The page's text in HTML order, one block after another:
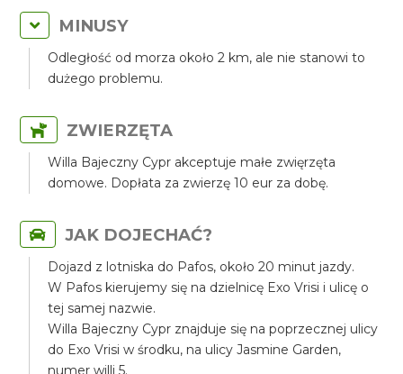
MINUSY
Odległość od morza około 2 km, ale nie stanowi to
dużego problemu.
ZWIERZĘTA
Willa Bajeczny Cypr akceptuje małe zwięrzęta
domowe. Dopłata za zwierzę 10 eur za dobę.
JAK DOJECHAĆ?
Dojazd z lotniska do Pafos, około 20 minut jazdy.
W Pafos kierujemy się na dzielnicę Exo Vrisi i ulicę o
tej samej nazwie.
Willa Bajeczny Cypr znajduje się na poprzecznej ulicy
do Exo Vrisi w środku, na ulicy Jasmine Garden,
numer willi 5.